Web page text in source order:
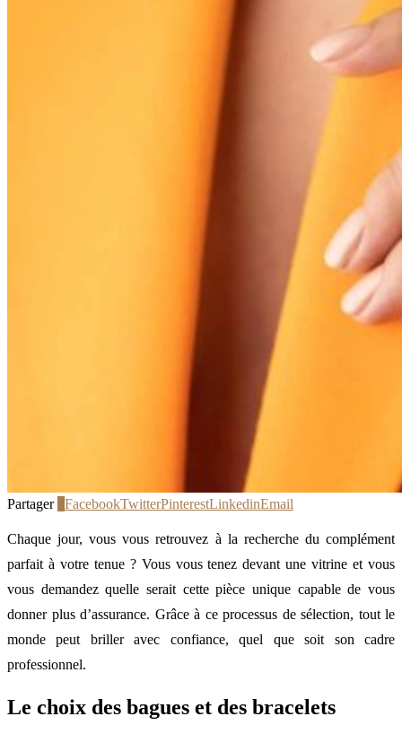
Partager FacebookTwitterPinterestLinkedinEmail
Chaque jour, vous vous retrouvez à la recherche du complément
parfait à votre tenue ? Vous vous tenez devant une vitrine et vous
vous demandez quelle serait cette pièce unique capable de vous
donner plus d’assurance. Grâce à ce processus de sélection, tout le
monde peut briller avec confiance, quel que soit son cadre
professionnel.
Le choix des bagues et des bracelets